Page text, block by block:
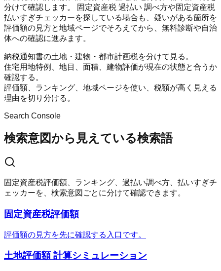
分けて確認します。 固定資産税 過払い 調べ方や固定資産税
払いすぎチェッカーを探している場合も、疑いがある箇所を
評価額の見方と地域ページでそろえてから、無料診断や自治
体への確認に進みます。
納税通知書の土地・建物・都市計画税を分けて見る。
住宅用地特例、地目、面積、建物評価が現在の状態と合うか
確認する。
評価額、ランキング、地域ページを使い、税額が高く見える
理由を切り分ける。
Search Console
検索意図から見えている検索語
固定資産税評価額、ランキング、過払い調べ方、払いすぎチ
ェッカーを、検索意図ごとに分けて確認できます。
固定資産税評価額
評価額の見方を先に確認する入口です。
土地評価額 計算シミュレーション